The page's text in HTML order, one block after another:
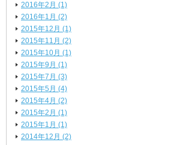
2016年2月 (1)
2016年1月 (2)
2015年12月 (1)
2015年11月 (2)
2015年10月 (1)
2015年9月 (1)
2015年7月 (3)
2015年5月 (4)
2015年4月 (2)
2015年2月 (1)
2015年1月 (1)
2014年12月 (2)